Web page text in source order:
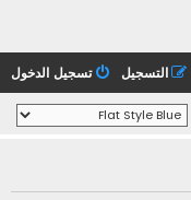
تسجيل الدخول التسجيل